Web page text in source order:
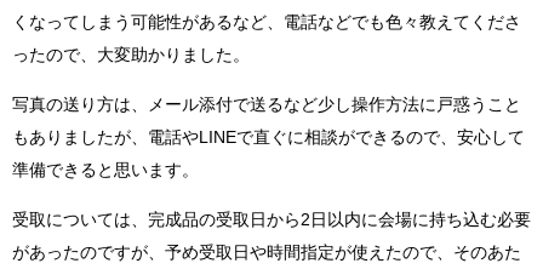
くなってしまう可能性があるなど、電話などでも色々教えてくださ
ったので、大変助かりました。
写真の送り方は、メール添付で送るなど少し操作方法に戸惑うこと
もありましたが、電話やLINEで直ぐに相談ができるので、安心して
準備できると思います。
受取については、完成品の受取日から2日以内に会場に持ち込む必要
があったのですが、予め受取日や時間指定が使えたので、そのあた